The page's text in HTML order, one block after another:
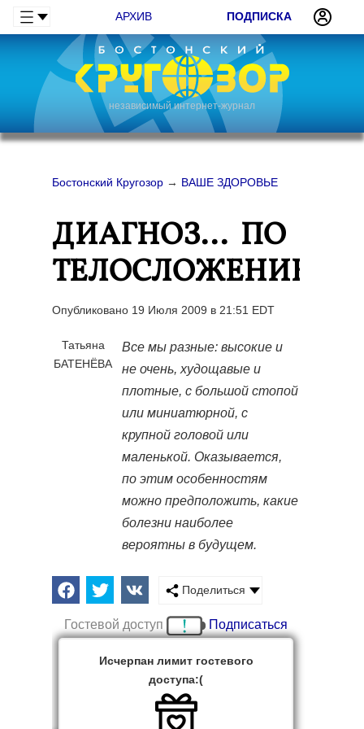
АРХИВ ПОДПИСКА
независимый интернет-журнал
Бостонский Кругозор → ВАШЕ ЗДОРОВЬЕ
ДИАГНОЗ... ПО
ТЕЛОСЛОЖЕНИЮ
Опубликовано 19 Июля 2009 в 21:51 EDT
Татьяна
БАТЕНЁВА
Все мы разные: высокие и
не очень, худощавые и
плотные, с большой стопой
или миниатюрной, с
крупной головой или
маленькой. Оказывается,
по этим особенностям
можно предположить, какие
болезни наиболее
вероятны в будущем.
Поделиться
Гостевой доступ Подписаться
Исчерпан лимит гостевого
доступа:(